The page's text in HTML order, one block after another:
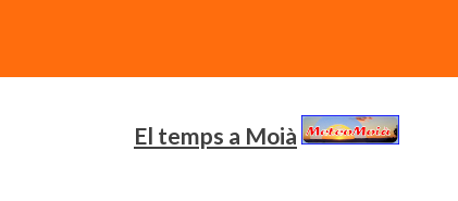
El temps a Moià